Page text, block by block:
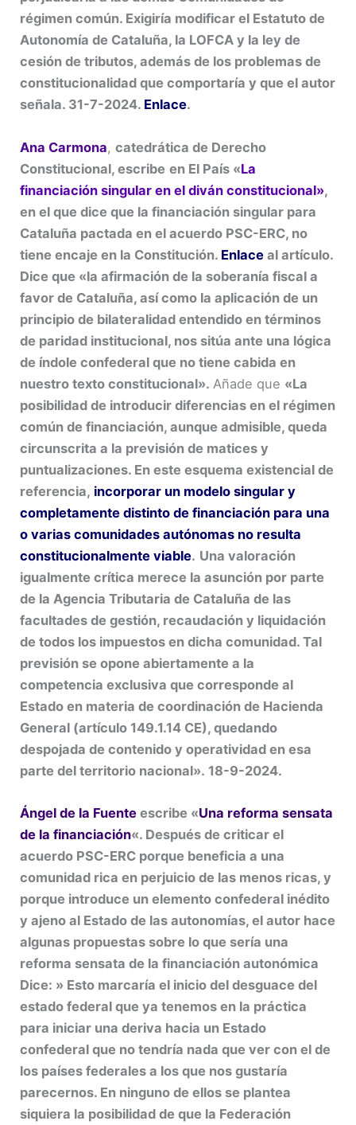
régimen común. Exigiría modificar el Estatuto de
Autonomía de Cataluña, la LOFCA y la ley de
cesión de tributos, además de los problemas de
constitucionalidad que comportaría y que el autor
señala. 31-7-2024. Enlace.
Ana Carmona,catedrática de Derecho
Constitucional, escribe en El País «La
financiación singular en el diván constitucional»,
en el que dice que la financiación singular para
Cataluña pactada en el acuerdo PSC-ERC, no
tiene encaje en la Constitución. Enlace al artículo.
Dice que «la afirmación de la soberanía fiscal a
favor de Cataluña, así como la aplicación de un
principio de bilateralidad entendido en términos
de paridad institucional, nos sitúa ante una lógica
de índole confederal que no tiene cabida en
nuestro texto constitucional». Añade que «La
posibilidad de introducir diferencias en el régimen
común de financiación, aunque admisible, queda
circunscrita a la previsión de matices y
puntualizaciones. En este esquema existencial de
referencia, incorporar un modelo singular y
completamente distinto de financiación para una
o varias comunidades autónomas no resulta
constitucionalmente viable. Una valoración
igualmente crítica merece la asunción por parte
de la Agencia Tributaria de Cataluña de las
facultades de gestión, recaudación y liquidación
de todos los impuestos en dicha comunidad. Tal
previsión se opone abiertamente a la
competencia exclusiva que corresponde al
Estado en materia de coordinación de Hacienda
General (artículo 149.1.14 CE), quedando
despojada de contenido y operatividad en esa
parte del territorio nacional». 18-9-2024.
Ángel de la Fuenteescribe «Una reforma sensata
de la financiación«. Después de criticar el
acuerdo PSC-ERC porque beneficia a una
comunidad rica en perjuicio de las menos ricas, y
porque introduce un elemento confederal inédito
y ajeno al Estado de las autonomías, el autor hace
algunas propuestas sobre lo que sería una
reforma sensata de la financiación autonómica
Dice: » Esto marcaría el inicio del desguace del
estado federal que ya tenemos en la práctica
para iniciar una deriva hacia un Estado
confederal que no tendría nada que ver con el de
los países federales a los que nos gustaría
parecernos. En ninguno de ellos se plantea
siquiera la posibilidad de que la Federación